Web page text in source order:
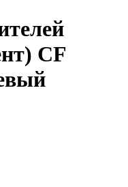
CF